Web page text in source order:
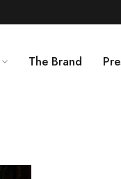
The Brand